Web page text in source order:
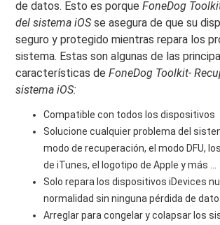
de datos. Esto es porqueFoneDog
del sistema iOSse asegura de que su
seguro y protegido mientras repara los
sistema. Estas son algunas de las
características deFoneDog Toolkit-
sistema iOS:
Compatible con todos los dispositivos
Solucione cualquier problema del
modo de recuperación, el modo DFU,
de iTunes, el logotipo de Apple y más ...
Solo repara los dispositivos iDevices
normalidad sin ninguna pérdida de
Arreglar para congelar y colapsar los